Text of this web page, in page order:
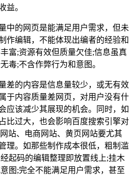
益。
中的网页是能满足用户需求，但未
作编辑，不能体现出编者的经验和
富;资源有效但质量欠佳;信息虽真
毒;不含作弊行为和意图。
差的内容是信息量较少，或无有效
于内容质量差网页，对用户没有什
应该减少其展现的机会。同时，如
比过大，也会影响百度搜索引擎对
站、电商网站、黄页网站要尤其
理。如那些制作成本很低，粗制滥
起码的编辑整理即放置线上;挂木
图;完全不能满足用户需求，甚至